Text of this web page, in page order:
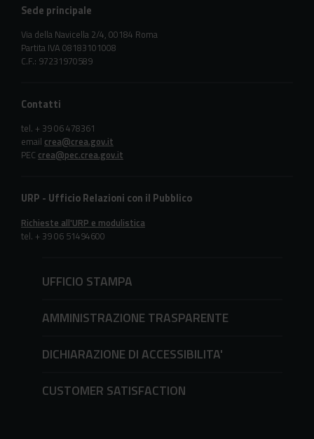
Sede principale
Via della Navicella 2/4, 00184 Roma
Partita IVA 08183101008
C.F.: 97231970589
Contatti
tel. + 39 06 478361
email crea@crea.gov.it
PEC crea@pec.crea.gov.it
URP - Ufficio Relazioni con il Pubblico
Richieste all'URP e modulistica
tel. + 39 06 51494600
UFFICIO STAMPA
AMMINISTRAZIONE TRASPARENTE
DICHIARAZIONE DI ACCESSIBILITA'
CUSTOMER SATISFACTION